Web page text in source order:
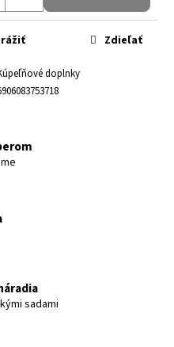
doplnky
Zdieľať
sadami